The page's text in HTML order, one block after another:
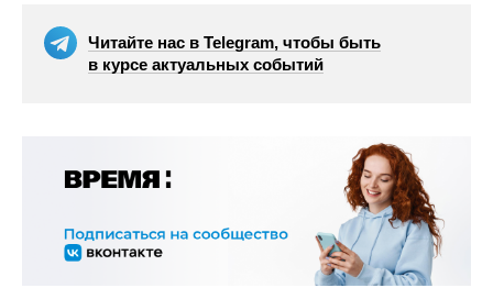
Читайте нас в Telegram, чтобы быть
в курсе актуальных событий